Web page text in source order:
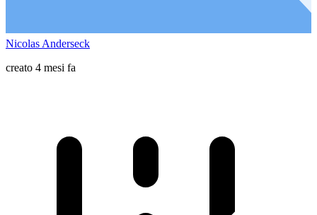
Nicolas Anderseck
creato 4 mesi fa